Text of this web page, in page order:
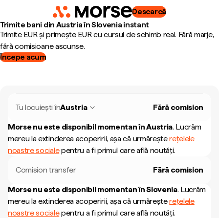
Descarcă
Trimite bani din Austria în Slovenia instant
Trimite EUR și primește EUR cu cursul de schimb real. Fără marje,
fără comisioane ascunse.
Începe acum
Tu locuiești înAustria Fără comision
Morse nu este disponibil momentan înAustria. Lucrăm
mereu la extinderea acoperirii, așa că urmăreșterețelele
noastre socialepentru a fi primul care află noutăți.
Comision transfer Fără comision
Morse nu este disponibil momentan înSlovenia. Lucrăm
mereu la extinderea acoperirii, așa că urmăreșterețelele
noastre socialepentru a fi primul care află noutăți.